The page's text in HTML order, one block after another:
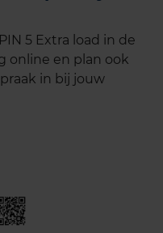
5 Extra load in de
online en plan ook
in bij jouw